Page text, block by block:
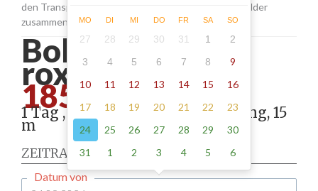
den Transport, das Aufstellen und Abholen der Schilder
zusammen.
Bobenheim-
roxheim -
185.00
1 Tag , Stellung gemäß Anordnung, 15
m
ZEITRAUM
Datum von
MO DI MI DO FR SA SO
27 28 29 30 31 1
2
3
4 5 6 7 8
9
10
11 12 13 14 15
16
17
18 19 20 21 22
23
24
25 26 27 28 29
30
31
1 2 3 4 5 6